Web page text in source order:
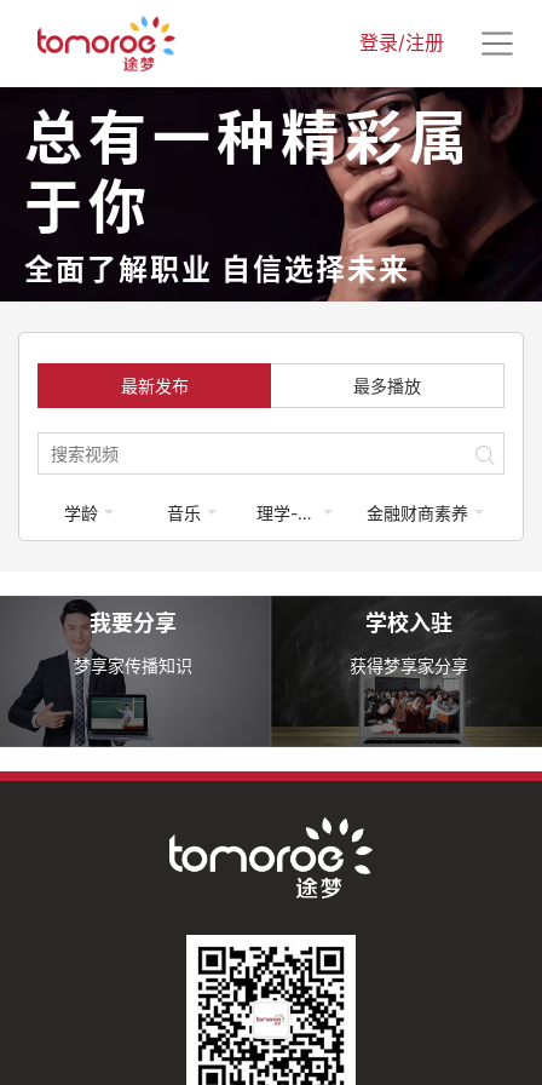
登录/注册
总有一种精彩属
于你
全面了解职业 自信选择未来
最新发布 最多播放
学龄 音乐 理学-计算机类 金融财商素养
我要分享
梦享家传播知识
学校入驻
获得梦享家分享